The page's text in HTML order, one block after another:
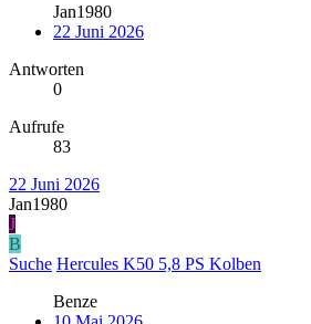
Jan1980
22 Juni 2026
Antworten
0
Aufrufe
83
22 Juni 2026
Jan1980
J
B
Suche Hercules K50 5,8 PS Kolben
Benze